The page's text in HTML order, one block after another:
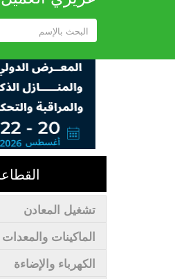
تشغيل المعادن
الماكينات والمعدات
الكهرباء والإضاءة